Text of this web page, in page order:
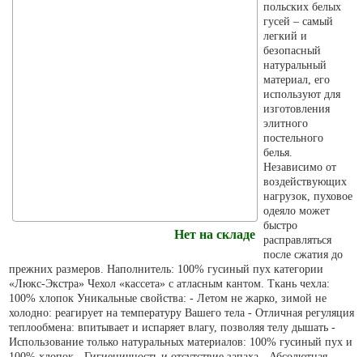
Нет на складе
польских белых
гусей – самый
легкий и
безопасный
натуральный
материал, его
используют для
изготовления
элитного
постельного
белья.
Независимо от
воздействующих
нагрузок, пуховое
одеяло может
быстро
расправляться
после сжатия до
прежних размеров. Наполнитель: 100% гусиный пух категории
«Люкс-Экстра» Чехол «кассета» с атласным кантом. Ткань чехла:
100% хлопок Уникальные свойства: - Летом не жарко, зимой не
холодно: реагирует на температуру Вашего тела - Отличная регуляция
теплообмена: впитывает и испаряет влагу, позволяя телу дышать -
Использование только натуральных материалов: 100% гусиный пух и